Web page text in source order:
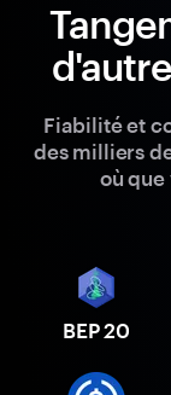
Fiabilité et
des milliers
où que
BEP 20